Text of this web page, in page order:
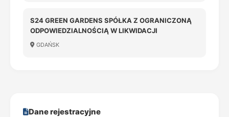
S24 GREEN GARDENS SPÓŁKA Z OGRANICZONĄ
ODPOWIEDZIALNOŚCIĄ W LIKWIDACJI
GDAŃSK
Dane rejestracyjne